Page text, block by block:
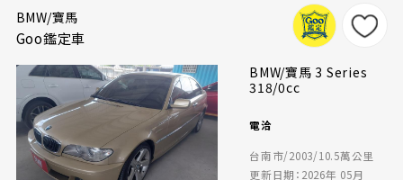
BMW/寶馬
Goo鑑定車
BMW/寶馬 3 Series
318/0cc
電洽
台南市/2003/10.5萬公里
更新日期：2026年 05月